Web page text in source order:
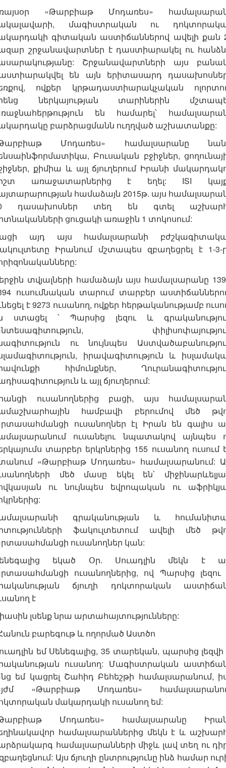
«Թարբիաթ Մոդառես»
մագիստրական ու
գիտական աստիճաններով ավելի քան
շրջանավարտներ է դաստիարակել ու
Շրջանավարտների այս
են այն երիտասարդ
ովքեր կրթադաստիարակչական
ներկայության տարիներին
են համարել՝
բարձրացմանն ուղղված աշխատանքը:
Մոդառես» համալսարանը
Բուսական բջիջներ,
քիմիա և այլ ճյուղերում Իրանի
առաջատարներից է եղել: ISI
համաձայն 2015թ. այս
դասախոսներ տեղ են գտել
ցուցակի առաջին 1 տոկոսում:
այդ այս համալսարանի
Իրանում մշտապես զբաղեցրել է 1-3-
տվյալների համաձայն այս համալսարանը
ուսումնական տարում տարբեր
է 9273 ուսանող, ովքեր հերթականությամբ
ստացել ՝ Պարսից լեզու և
ու նույնպես
իրավագիտություն և
հիմունքներ,
և այլ ճյուղերում:
ուսանողներից բացի, այս
համբավի բերումով մեծ
ուսանողներ էլ Իրան են գալիս
ուսանելու նպատակով այնպես
տարբեր երկրներից 155 ուսանող ուսում
«Թարբիաթ Մոդառես» համալսարանում:
մեծ մասը եկել են՝
ու նույնպես եվրոպական ու
գրականության և
ֆակուլտետում ավելի մեծ
ուսանողներ կան:
եկած Օր. Սուադլին մեկն է
ուսանողներից, ով Պարսից
ճյուղի դոկտորական
է
լսենք նրա արտահայտությունները:
բարեգութ և ողորմած Աստծո
եմ Սենեգալից, 35 տարեկան, պարսից
ուսանող: Մագիստրական
եմ կացրել Շահիդ Բեհեշթի համալսարանում,
«Թարբիաթ Մոդառես»
մակարդակի ուսանող եմ:
Մոդառես» համալսարանը
համալսարաններից մեկն է և
համալսարանների միջև լավ տեղ ու
Այս ճյուղի ընտրությունը ինձ համար